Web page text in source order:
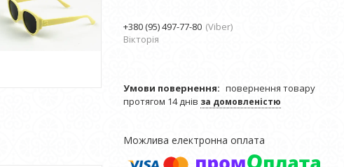
+380 (95) 497-77-80 Viber
Вікторія
повернення товару
протягом 14 днів за домовленістю